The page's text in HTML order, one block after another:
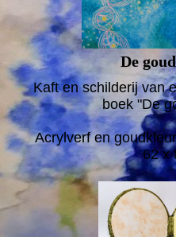
De
Kaft en schilderij van
boek "De
Acrylverf en
62 x